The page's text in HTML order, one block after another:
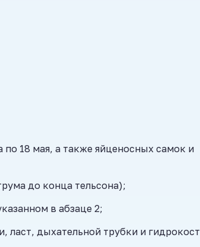
18 мая, а также яйценосных самок и
до конца тельсона);
в абзаце 2;
ласт, дыхательной трубки и